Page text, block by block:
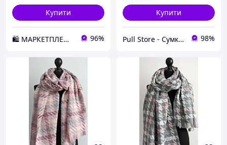
Купити
🛍️ МАРКЕТПЛЕЙС DMD 96%
Купити
Pull Store - Cумки, рюкзаки, шапки та інші аксесуари 98%